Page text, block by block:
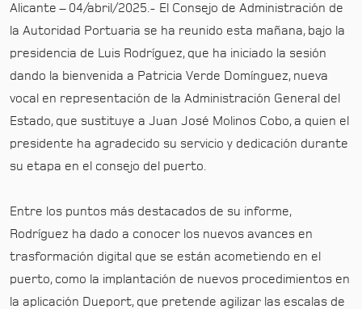
Alicante – 04/abril/2025.- El Consejo de Administración de
la Autoridad Portuaria se ha reunido esta mañana, bajo la
presidencia de Luis Rodríguez, que ha iniciado la sesión
dando la bienvenida a Patricia Verde Domínguez, nueva
vocal en representación de la Administración General del
Estado, que sustituye a Juan José Molinos Cobo, a quien el
presidente ha agradecido su servicio y dedicación durante
su etapa en el consejo del puerto.
Entre los puntos más destacados de su informe,
Rodríguez ha dado a conocer los nuevos avances en
trasformación digital que se están acometiendo en el
puerto, como la implantación de nuevos procedimientos en
la aplicación Dueport, que pretende agilizar las escalas de